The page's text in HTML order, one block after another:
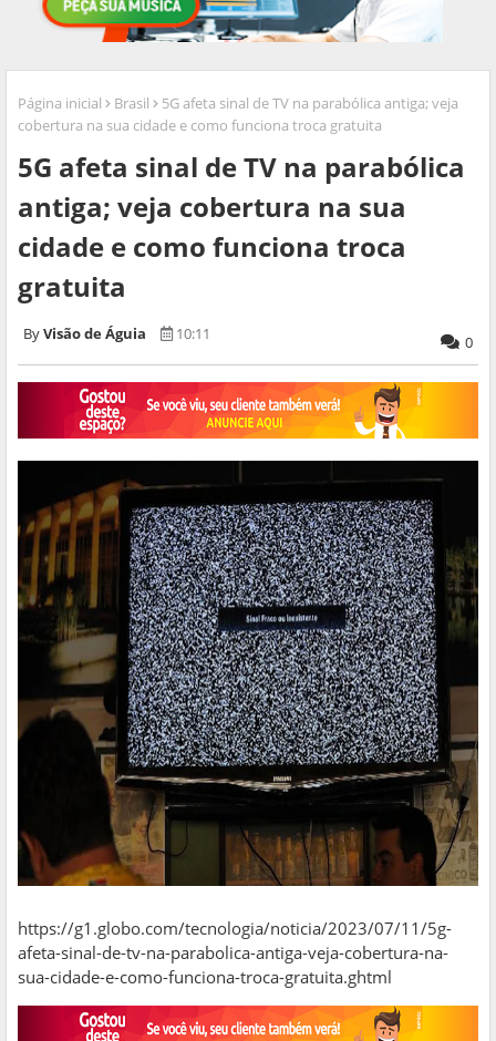
Página inicial Brasil
5G afeta sinal de TV na parabólica antiga; veja
cobertura na sua cidade e como funciona troca gratuita
5G afeta sinal de TV na parabólica
antiga; veja cobertura na sua
cidade e como funciona troca
gratuita
Visão de Águia 10:11 0
https://g1.globo.com/tecnologia/noticia/2023/07/11/5g-
afeta-sinal-de-tv-na-parabolica-antiga-veja-cobertura-na-
sua-cidade-e-como-funciona-troca-gratuita.ghtml